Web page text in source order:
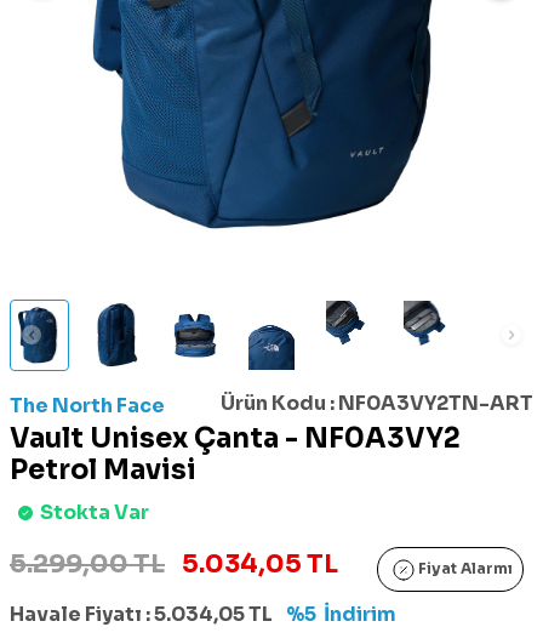
The North Face Ürün Kodu :NF0A3VY2TN-ART
Vault Unisex Çanta - NF0A3VY2
Petrol Mavisi
Stokta Var
5.299,00 TL 5.034,05 TL Fiyat Alarmı
Havale Fiyatı :5.034,05TL %5 İndirim